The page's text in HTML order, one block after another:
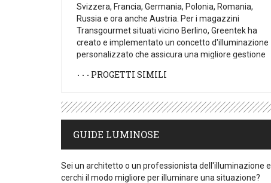
Svizzera, Francia, Germania, Polonia, Romania,
Russia e ora anche Austria. Per i magazzini
Transgourmet situati vicino Berlino, Greentek ha
creato e implementato un concetto d'illuminazione
personalizzato che assicura una migliore gestione
studi e agli uffici.
PROGETTI SIMILI
GUIDE LUMINOSE
Sei un architetto o un professionista dell'illuminazione e
cerchi il modo migliore per illuminare una situazione?